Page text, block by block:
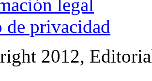
legal
de privacidad
2012,